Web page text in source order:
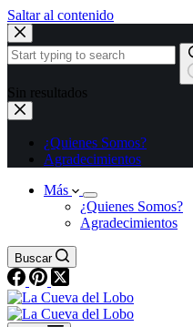
Saltar al contenido
Sin resultados
¿Quienes Somos?
Agradecimientos
Más
¿Quienes Somos?
Agradecimientos
Buscar